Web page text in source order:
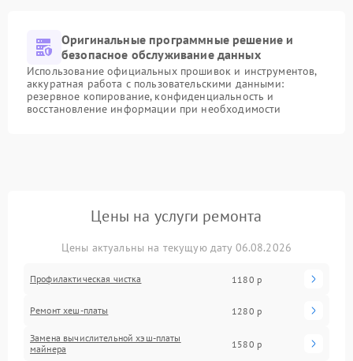
Оригинальные программные решение и
безопасное обслуживание данных
Использование официальных прошивок и инструментов,
аккуратная работа с пользовательскими данными:
резервное копирование, конфиденциальность и
восстановление информации при необходимости
Цены на услуги ремонта
Цены актуальны на текущую дату 06.08.2026
Профилактическая чистка 1180 р
Ремонт хеш-платы 1280 р
Замена вычислительной хэш-платы
майнера
1580 р